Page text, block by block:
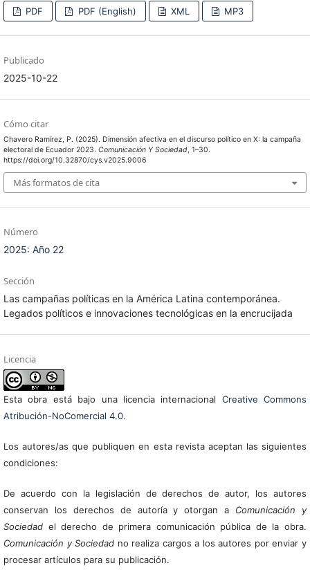
PDF PDF (English) XML MP3
Publicado
2025-10-22
Cómo citar
Chavero Ramírez, P. (2025). Dimensión afectiva en el discurso político en X: la campaña
electoral de Ecuador 2023. Comunicación Y Sociedad, 1–30.
https://doi.org/10.32870/cys.v2025.9006
Más formatos de cita
Número
2025: Año 22
Sección
Las campañas políticas en la América Latina contemporánea.
Legados políticos e innovaciones tecnológicas en la encrucijada
Licencia
Esta obra está bajo una licencia internacional Creative Commons
Atribución-NoComercial 4.0.
Los autores/as que publiquen en esta revista aceptan las siguientes
condiciones:
De acuerdo con la legislación de derechos de autor, los autores
conservan los derechos de autoría y otorgan a Comunicación y
Sociedadel derecho de primera comunicación pública de la obra.
Comunicación y Sociedad no realiza cargos a los autores por enviar y
procesar artículos para su publicación.